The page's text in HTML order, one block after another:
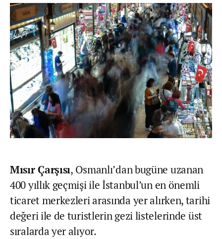
Mısır Çarşısı, Osmanlı’dan bugüne uzanan
400 yıllık geçmişi ile İstanbul’un en önemli
ticaret merkezleri arasında yer alırken, tarihi
değeri ile de turistlerin gezi listelerinde üst
sıralarda yer alıyor.